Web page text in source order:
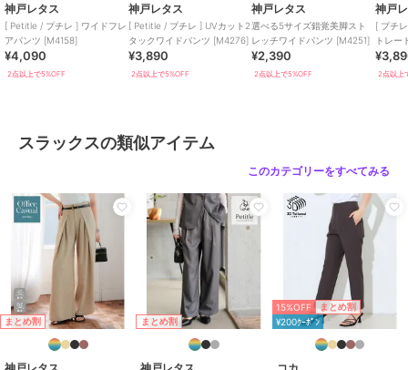
※生産時期によりデニムライクは
混率が2種類ございます。 伸縮
性・生地感に若干の差異はござい
ますが大きく違いはございませ
特徴
パンツ
ワイド・バギー/スト
レートパンツ/ライフスタイル/
ビジネス
カジュアル/
セレモ
ニー・入学式・卒業式
スラックス
ポリエステル素材
/ワイド・バギー
スト
レートパンツ/ ライフスタイル/
/カジュアル
ニー・入学式・卒業式
神戸レタス
[ Petitle / プチレ ] ワイドフレ
アパンツ [M4158]
¥4,090
2点以上で5%OFF
神戸レタス
[ Petitle / プチレ ] UVカット2
タックワイドパンツ [M4276]
¥3,890
2点以上で5%OFF
神戸レタス
選べる5サイズ錯覚美脚スト
レッチワイドパンツ [M4251]
¥2,390
2点以上で5%OFF
神戸
[ プチ
トレー
2点以上
スラックスの類似アイテム
このカテゴリーをすべてみる
まとめ割 まとめ割
15%OFF まとめ割
¥200ｸｰﾎﾟﾝ